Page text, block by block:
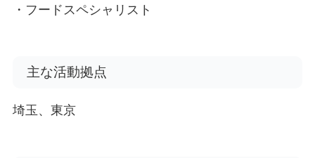
・フードスペシャリスト
主な活動拠点
埼玉、東京